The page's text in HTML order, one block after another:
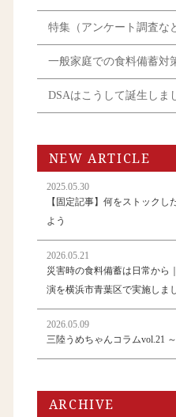
特集（アンケート調査な
一般家庭での食料備蓄対
DSAはこうして誕生しま
NEW ARTICLE
2025.05.30
【固定記事】何をストック
よう
2026.05.21
災害時の食料備蓄は日常から
演を横浜市青葉区で実施しま
2026.05.09
三陸うめちゃんコラムvol.21
ARCHIVE